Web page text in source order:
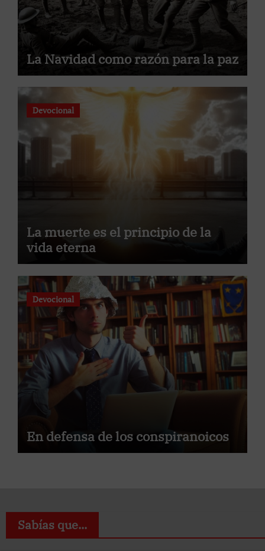
La Navidad como razón para la paz
Devocional
La muerte es el principio de la
vida eterna
Devocional
En defensa de los conspiranoicos
Sabías que...